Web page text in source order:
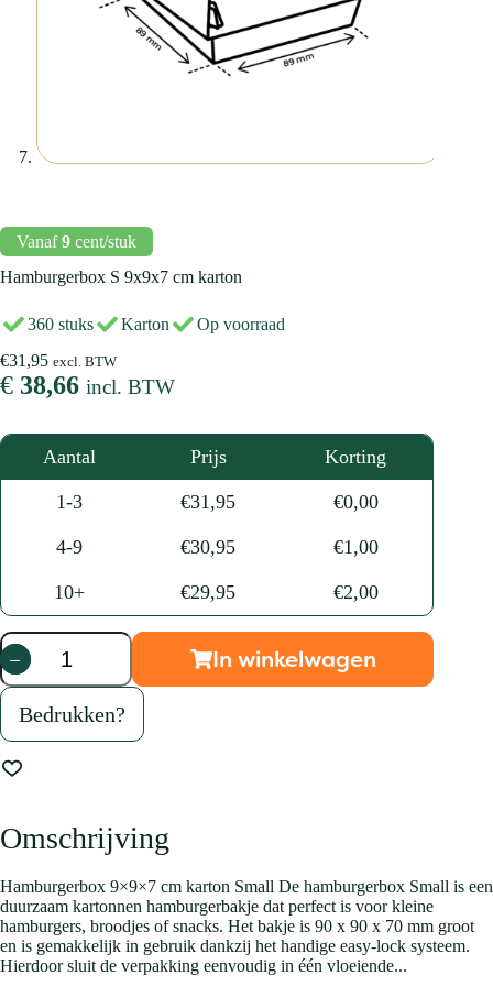
Aantal Prijs Korting
1-3 €31,95 €0,00
4-9 €30,95 €1,00
10+ €29,95 €2,00
Vanaf9 cent/stuk
Hamburgerbox S 9x9x7 cm karton
360 stuks Karton
Op voorraad
€31,95 excl. BTW
€ 38,66 incl. BTW
Hamburgerbox
S
9x9x7
cm
karton
aantal
In winkelwagen
Bedrukken?
Omschrijving
Hamburgerbox 9×9×7 cm karton Small De hamburgerbox Small is een
duurzaam kartonnen hamburgerbakje dat perfect is voor kleine
hamburgers, broodjes of snacks. Het bakje is 90 x 90 x 70 mm groot
en is gemakkelijk in gebruik dankzij het handige easy-lock systeem.
Hierdoor sluit de verpakking eenvoudig in één vloeiende...